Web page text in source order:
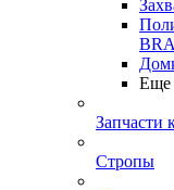
Еще
Запчасти
Стропы